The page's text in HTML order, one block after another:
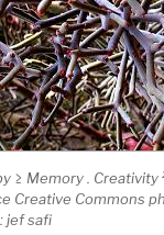
≥ Memory . Creativity
Creative Commons
jef safi